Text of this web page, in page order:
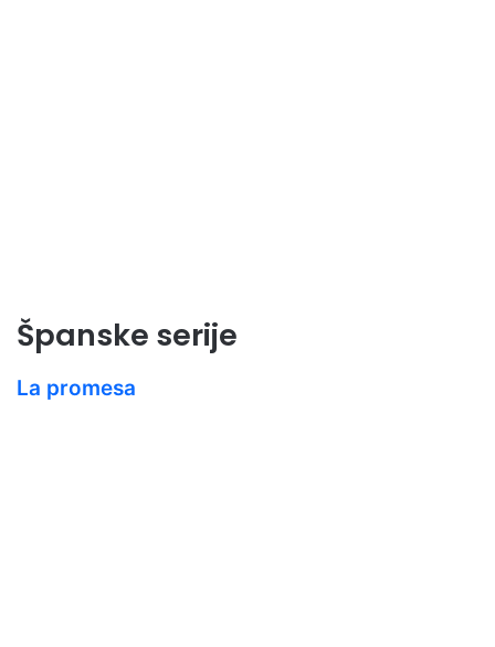
Španske serije
La promesa